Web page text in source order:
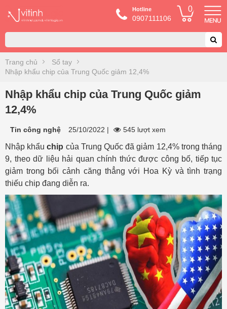
Hotline
0907111106
0
Trang chủ
Sổ tay
Nhập khẩu chip của Trung Quốc giảm 12,4%
Nhập khẩu chip của Trung Quốc giảm
12,4%
Tin công nghệ 25/10/2022 | 545 lượt xem
Nhập khẩuchip của Trung Quốc đã giảm 12,4% trong tháng
9, theo dữ liệu hải quan chính thức được công bố, tiếp tục
giảm trong bối cảnh căng thẳng với Hoa Kỳ và tình trạng
thiếu chip đang diễn ra.